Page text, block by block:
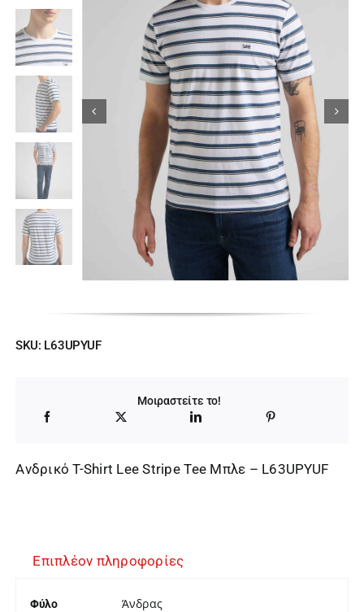
Κορίτσι
Εσώρουχα
Είδη Παρέλασης
Σχετικά με εμάς
Καλάθι
ENGLISH
SKU: L63UPYUF
Μοιραστείτε το!
Ανδρικό T-Shirt Lee Stripe Tee Μπλε – L63UPYUF
Επιπλέον πληροφορίες
Φύλο Άνδρας